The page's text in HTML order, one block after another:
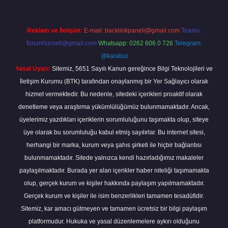
Reklam ve İletişim: E-mail: backlinkpaneli@gmail.com Teams:
forumhizmeti@gmail.com Whatsapp: 0262 606 0 726 Telegram:
@karabul
Yasal Uyarı: Sitemiz, 5651 Sayılı Kanun gereğince Bilgi Teknolojileri ve
İletişim Kurumu (BTK) tarafından onaylanmış bir Yer Sağlayıcı olarak
hizmet vermektedir. Bu nedenle, sitedeki içerikleri proaktif olarak
denetleme veya araştırma yükümlülüğümüz bulunmamaktadır. Ancak,
üyelerimiz yazdıkları içeriklerin sorumluluğunu taşımakta olup, siteye
üye olarak bu sorumluluğu kabul etmiş sayılırlar. Bu internet sitesi,
herhangi bir marka, kurum veya şahıs şirketi ile hiçbir bağlantısı
bulunmamaktadır. Sitede yalnızca kendi hazırladığımız makaleler
paylaşılmaktadır. Burada yer alan içerikler haber niteliği taşımamakta
olup, gerçek kurum ve kişiler hakkında paylaşım yapılmamaktadır.
Gerçek kurum ve kişiler ile isim benzerlikleri tamamen tesadüfidir.
Sitemiz, kar amacı gütmeyen ve tamamen ücretsiz bir bilgi paylaşım
platformudur. Hukuka ve yasal düzenlemelere aykırı olduğunu